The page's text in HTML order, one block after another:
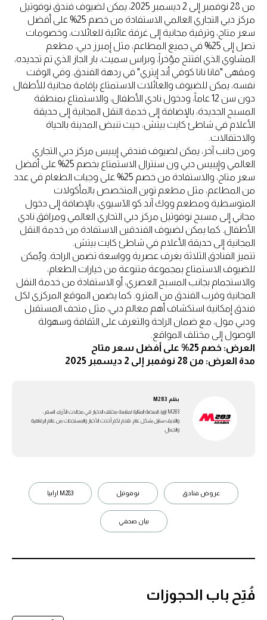
من 28 نوفمبر إلى 2 ديسمبر 2025، يمكن لضيوف فندق نوفوتيل
مركز دبي التجاري العالمي الاستفادة من خصم 25% على أفضل
سعر متاح، وترقية مجانية إلى غرفة عائلية للعائلات، وخصومات
تصل إلى 25% في جميع المطاعم، مثل إمبرز دبي، مطعم
المشاوي الذي افتتح مؤخراً، وبراس سميث، بار الجاز الذي تم تجديده،
ومقهى "فانا نانا كوفي أند إيتري" في ردهة الفندق. وفي الوقت
نفسه، يمكن للضيوف والعائلات الاستمتاع بإقامة مجانية للأطفال
دون سن 12 عاماً، ودخول نادي الأطفال، والاستمتاع بمنطقة
المسبح الجديدة، بالإضافة إلى خدمة النقل المجانية إلى حديقة
الأعلام في شاطئ كايت بيتش، حيث تنبض المدينة بالحياة
والاحتفالات.
ومن جانب آخر، يمكن لضيوف فندقي إيبيس مركز دبي التجاري
العالمي وإيبيس دبي ون سنترال الاستمتاع بخصم 25% على أفضل
سعر متاح، والاستفادة من خصم 25% على وجبات الطعام في عدد
من المطاعم، مثل مطعم توين المتخصص بالمأكولات
المتوسطية ومطعم ووك آند كو الآسيوي، بالإضافة إلى دخول
مجاني إلى مسبح نوفوتيل مركز دبي التجاري العالمي ومرافق نادي
الأطفال. كما يمكن لضيوف الفندقين الاستفادة من خدمة النقل
المجانية إلى حديقة الأعلام في شاطئ كايت بيتش.
تتميز الفنادق الثلاثة بغرف عصرية وواسعة تضمن الراحة. ويُمكن
للضيوف الاستمتاع بمجموعة متنوعة من خيارات الطعام،
والاستجمام بجانب المسبح العصري، أو الاستفادة من خدمة النقل
المجانية وقرب الفندق من المترو. كما يضمن الموقع المركزي لكل
فندق إمكانية استكشاف أهم معالم دبي، مثل متحف المستقبل
ودبي مول، مع ضمان الراحة والتعرف على الثقافة وسهولة
الوصول إلى مختلف المواقع.
العرض: خصم 25% على أفضل سعر متاح
مدة العرض: من 28 نوفمبر إلى 2 ديسمبر 2025
بقلم M283
M283 ارابيا، المنصة المثالية لمتابعة مختلف الاخبار في مجالات الأزياء، السفر،
واللايف ستايل بشكل عام. تقدم لكم أحدث الأخبار والمستجدات من عالم الرفاهية
والجمال.
عروض فنادق نوفوتيل M283 ارابيا
بيان صحفي
فُتِح باب الحجوزات